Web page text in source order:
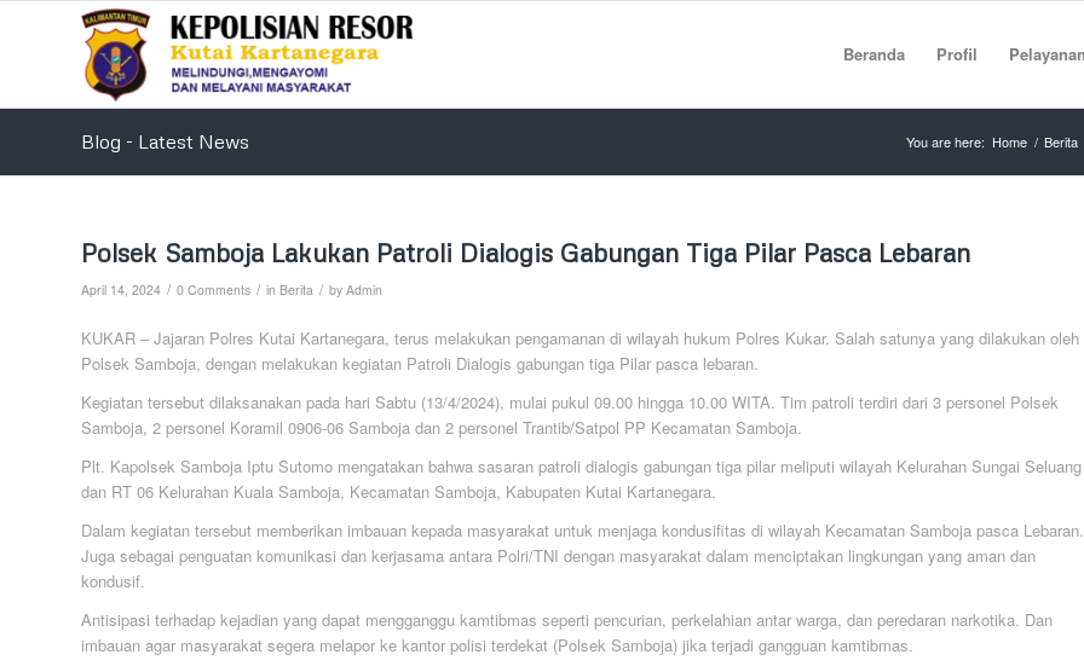
Beranda Profil
Blog - Latest News You are here: Home / Berita
Polsek Samboja Lakukan Patroli Dialogis Gabungan Tiga Pilar Pasca Lebaran
April 14, 2024 / 0 Comments / in Berita / by Admin
KUKAR – Jajaran Polres Kutai Kartanegara, terus melakukan pengamanan di wilayah hukum Polres Kukar. Salah satunya yang dilakukan oleh
Polsek Samboja, dengan melakukan kegiatan Patroli Dialogis gabungan tiga Pilar pasca lebaran.
Kegiatan tersebut dilaksanakan pada hari Sabtu (13/4/2024), mulai pukul 09.00 hingga 10.00 WITA. Tim patroli terdiri dari 3 personel Polsek
Samboja, 2 personel Koramil 0906-06 Samboja dan 2 personel Trantib/Satpol PP Kecamatan Samboja.
Plt. Kapolsek Samboja Iptu Sutomo mengatakan bahwa sasaran patroli dialogis gabungan tiga pilar meliputi wilayah Kelurahan Sungai Seluang
dan RT 06 Kelurahan Kuala Samboja, Kecamatan Samboja, Kabupaten Kutai Kartanegara.
Dalam kegiatan tersebut memberikan imbauan kepada masyarakat untuk menjaga kondusifitas di wilayah Kecamatan Samboja pasca Lebaran.
Juga sebagai penguatan komunikasi dan kerjasama antara Polri/TNI dengan masyarakat dalam menciptakan lingkungan yang aman dan
kondusif.
Antisipasi terhadap kejadian yang dapat mengganggu kamtibmas seperti pencurian, perkelahian antar warga, dan peredaran narkotika. Dan
imbauan agar masyarakat segera melapor ke kantor polisi terdekat (Polsek Samboja) jika terjadi gangguan kamtibmas.